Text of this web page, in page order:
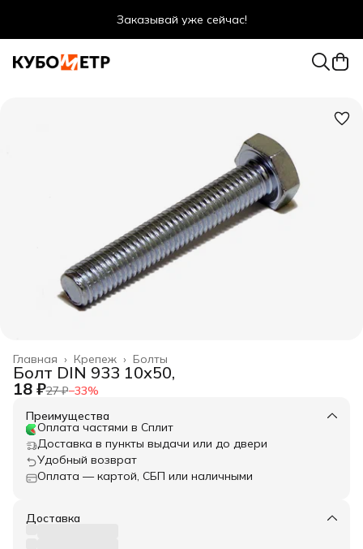
Заказывай уже сейчас!
Оптовые цены даже для физ. лиц
Болты
Крепеж ›
Главная ›
Болт DIN 933 10х50,
18 ₽27 ₽−33%
Преимущества
Оплата частями в Сплит
Доставка в пункты выдачи или до двери
Удобный возврат
Оплата — картой, СБП или наличными
Доставка